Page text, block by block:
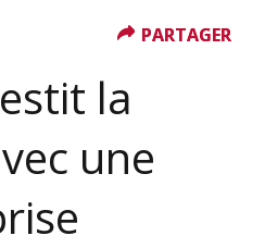
la
une
PARTAGER
PARTAGER